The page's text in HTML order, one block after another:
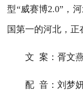
型“威赛博2.0”，
国第一的河北，正
文 案：胥文
配 音：刘梦